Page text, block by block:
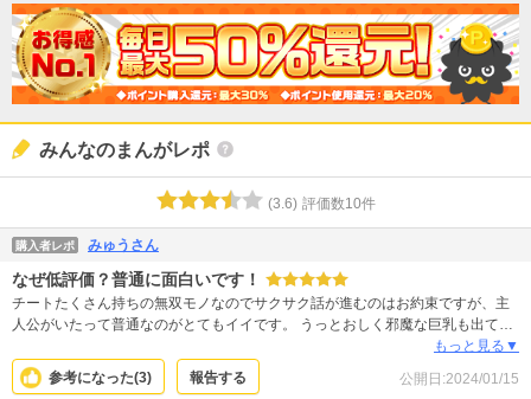
みんなのまんがレポ
(3.6) 評価数10件
購入者レポ みゅうさん
なぜ低評価？普通に面白いです！
チートたくさん持ちの無双モノなのでサクサク話が進むのはお約束ですが、主
人公がいたって普通なのがとてもイイです。 うっとおしく邪魔な巨乳も出てこ
ないし、登場人物の性別も偏ってないし、ウィークポイントを強いて言うなら
ば少々お人好しが過ぎるということでしょうか？ しかし必要以上に浅慮で子供
っぽいとか、ドジとか、惚れっぽいとかもなく、主人公はしっかり大人の範疇
もっと見る▼
参考になった(3) 報告する 公開日:2024/01/15